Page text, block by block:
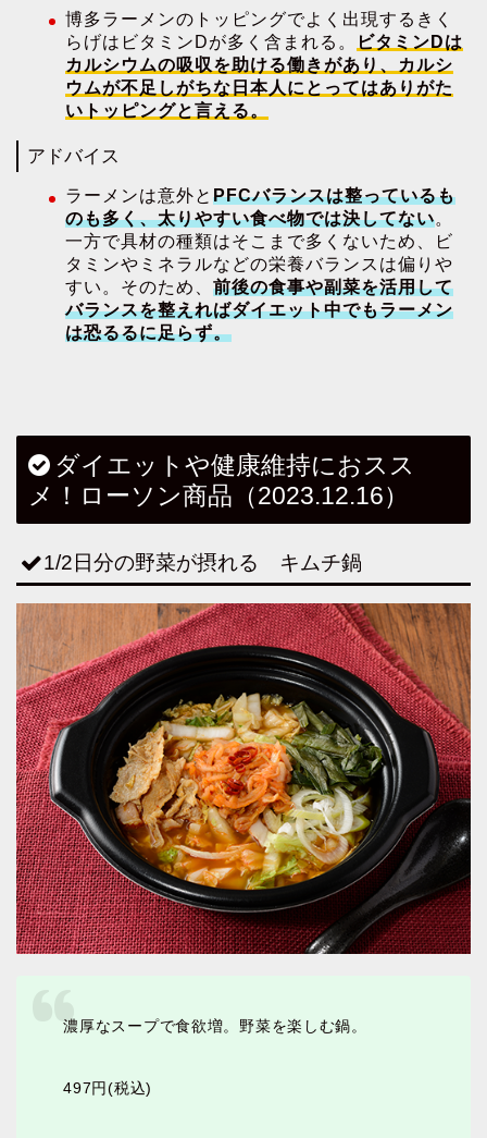
博多ラーメンのトッピングでよく出現するきく
らげはビタミンDが多く含まれる。
ビタミンDは
カルシウムの吸収を助ける働きがあり、カルシ
ウムが不足しがちな日本人にとってはありがた
いトッピングと言える。
アドバイス
ラーメンは意外と PFCバランスは整っているも
のも多く、太りやすい食べ物では決してない。
一方で具材の種類はそこまで多くないため、ビ
タミンやミネラルなどの栄養バランスは偏りや
すい。そのため、 前後の食事や副菜を活用して
バランスを整えればダイエット中でもラーメン
は恐るるに足らず。
ダイエットや健康維持におスス
メ！ローソン商品（2023.12.16）
1/2日分の野菜が摂れる キムチ鍋
濃厚なスープで食欲増。野菜を楽しむ鍋。
497円(税込)